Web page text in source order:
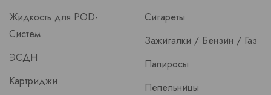
Жидкость для POD-
Систем
ЭСДН
Картриджи
Сигареты
Зажигалки / Бензин / Газ
Папиросы
Пепельницы